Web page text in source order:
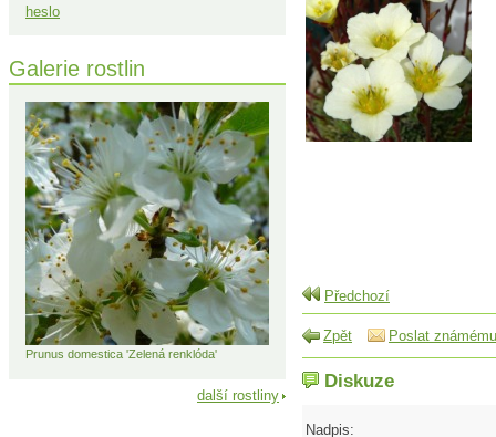
Předchozí
Zpět Poslat známému
Diskuze
Nadpis:
heslo
Galerie rostlin
Prunus domestica 'Zelená renklóda'
další rostliny